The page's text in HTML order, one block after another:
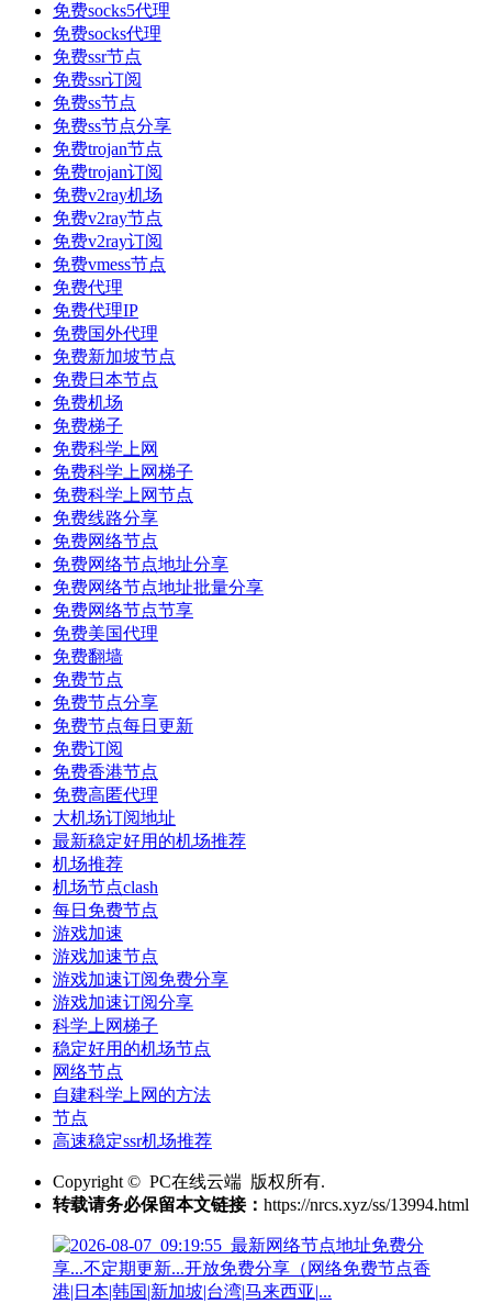
免费socks5代理
免费socks代理
免费ssr节点
免费ssr订阅
免费ss节点
免费ss节点分享
免费trojan节点
免费trojan订阅
免费v2ray机场
免费v2ray节点
免费v2ray订阅
免费vmess节点
免费代理
免费代理IP
免费国外代理
免费新加坡节点
免费日本节点
免费机场
免费梯子
免费科学上网
免费科学上网梯子
免费科学上网节点
免费线路分享
免费网络节点
免费网络节点地址分享
免费网络节点地址批量分享
免费网络节点节享
免费美国代理
免费翻墙
免费节点
免费节点分享
免费节点每日更新
免费订阅
免费香港节点
免费高匿代理
大机场订阅地址
最新稳定好用的机场推荐
机场推荐
机场节点clash
每日免费节点
游戏加速
游戏加速节点
游戏加速订阅免费分享
游戏加速订阅分享
科学上网梯子
稳定好用的机场节点
网络节点
自建科学上网的方法
节点
高速稳定ssr机场推荐
Copyright © PC在线云端 版权所有.
转载请务必保留本文链接： https://nrcs.xyz/ss/13994.html